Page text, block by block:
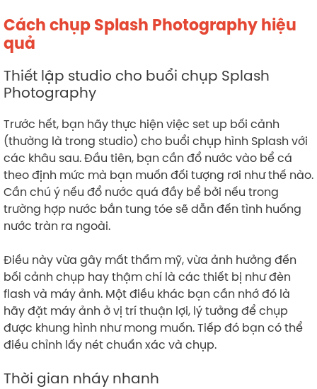
Cách chụp Splash Photography hiệu
quả
Thiết lập studio cho buổi chụp Splash
Photography
Trước hết, bạn hãy thực hiện việc set up bối cảnh
(thường là trong studio) cho buổi chụp hình Splash với
các khâu sau. Đầu tiên, bạn cần đổ nước vào bể cá
theo định mức mà bạn muốn đối tượng rơi như thế nào.
Cần chú ý nếu đổ nước quá đầy bể bởi nếu trong
trường hợp nước bắn tung tóe sẽ dẫn đến tình huống
nước tràn ra ngoài.
Điều này vừa gây mất thẩm mỹ, vừa ảnh hưởng đến
bối cảnh chụp hay thậm chí là các thiết bị như đèn
flash và máy ảnh. Một điều khác bạn cần nhớ đó là
hãy đặt máy ảnh ở vị trí thuận lợi, lý tưởng để chụp
được khung hình như mong muốn. Tiếp đó bạn có thể
điều chỉnh lấy nét chuẩn xác và chụp.
Thời gian nháy nhanh